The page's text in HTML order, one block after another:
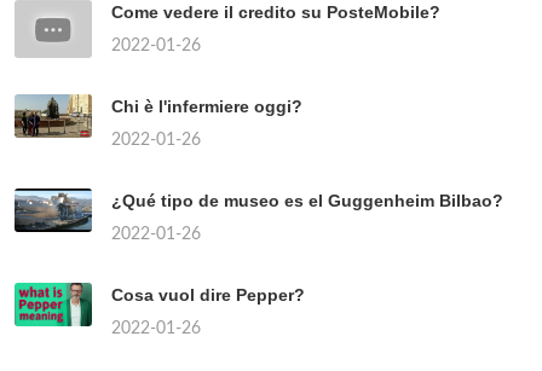
Come vedere il credito su PosteMobile?
2022-01-26
Chi è l'infermiere oggi?
2022-01-26
¿Qué tipo de museo es el Guggenheim Bilbao?
2022-01-26
Cosa vuol dire Pepper?
2022-01-26